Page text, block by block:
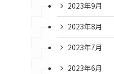
2023年9月
2023年8月
2023年7月
2023年6月